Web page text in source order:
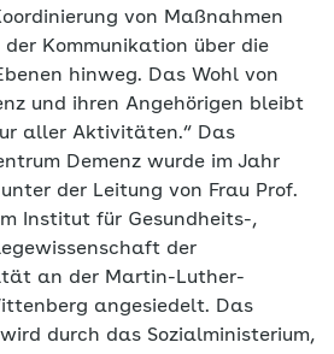
von Maßnahmen
der Kommunikation über die
hinweg. Das Wohl von
und ihren Angehörigen bleibt
aller Aktivitäten.“ Das
Demenz wurde im Jahr
der Leitung von Frau Prof.
Institut für Gesundheits-,
der
an der Martin-Luther-
angesiedelt. Das
durch das Sozialministerium,